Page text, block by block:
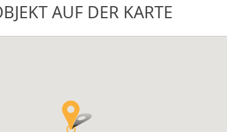
AUF DER KARTE